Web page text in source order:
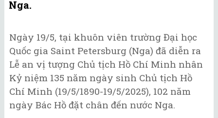
Nga.
Ngày 19/5, tại khuôn viên trường Đại học
Quốc gia Saint Petersburg (Nga) đã diễn ra
Lễ an vị tượng Chủ tịch Hồ Chí Minh nhân
Kỷ niệm 135 năm ngày sinh Chủ tịch Hồ
Chí Minh (19/5/1890-19/5/2025), 102 năm
ngày Bác Hồ đặt chân đến nước Nga.